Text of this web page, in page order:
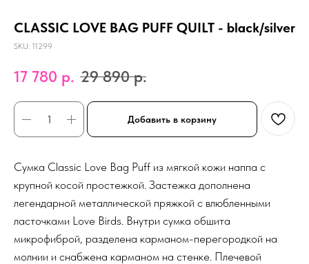
CLASSIC LOVE BAG PUFF QUILT - black/silver
SKU: 11299
17 780 р. 29 890 р.
Добавить в корзину
Сумка Classic Love Bag Puff из мягкой кожи наппа с
крупной косой простежкой. Застежка дополнена
легендарной металлической пряжкой с влюбленными
ласточками Love Birds. Внутри сумка обшита
микрофиброй, разделена карманом-перегородкой на
молнии и снабжена карманом на стенке. Плечевой